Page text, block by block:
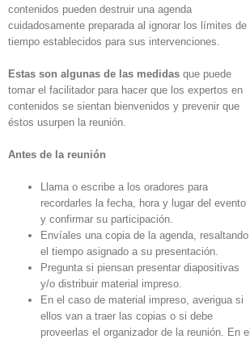
contenidos pueden destruir una agenda
cuidadosamente preparada al ignorar los límites de
tiempo establecidos para sus intervenciones.
Estas son algunas de las medidas que puede
tomar el facilitador para hacer que los expertos en
contenidos se sientan bienvenidos y prevenir que
éstos usurpen la reunión.
Antes de la reunión
Llama o escribe a los oradores para
recordarles la fecha, hora y lugar del evento
y confirmar su participación.
Envíales una copia de la agenda, resaltando
el tiempo asignado a su presentación.
Pregunta si piensan presentar diapositivas
y/o distribuir material impreso.
En el caso de material impreso, averigua si
ellos van a traer las copias o si debe
proveerlas el organizador de la reunión. En el